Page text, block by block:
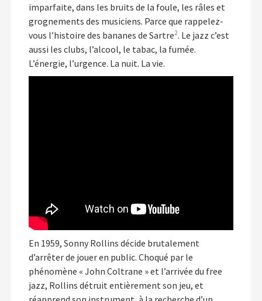
imparfaite, dans les bruits de la foule, les râles et
grognements des musiciens. Parce que rappelez-
vous l’histoire des bananes de Sartre2. Le jazz c’est
aussi les clubs, l’alcool, le tabac, la fumée.
L’énergie, l’urgence. La nuit. La vie.
En 1959, Sonny Rollins décide brutalement
d’arrêter de jouer en public. Choqué par le
phénomène « John Coltrane » et l’arrivée du free
jazz, Rollins détruit entièrement son jeu, et